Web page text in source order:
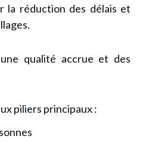
la réduction des délais et
qualité accrue et des
piliers principaux :